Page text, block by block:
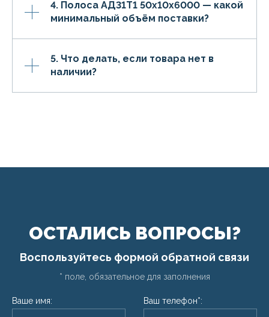
4. Полоса АД31Т1 50х10х6000 — какой
минимальный объём поставки?
5. Что делать, если товара нет в
наличии?
ОСТАЛИСЬ ВОПРОСЫ?
Воспользуйтесь формой обратной связи
* поле, обязательное для заполнения
Ваше имя: Ваш телефон*: